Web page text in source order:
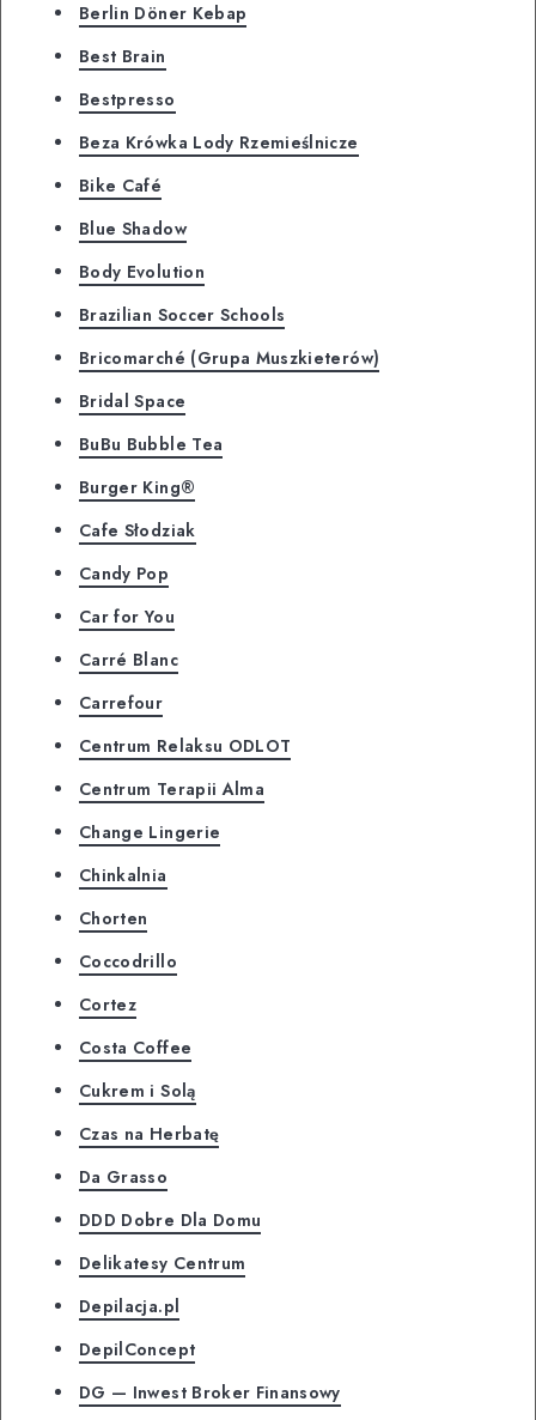
Berlin Döner Kebap
Best Brain
Bestpresso
Beza Krówka Lody Rzemieślnicze
Bike Café
Blue Shadow
Body Evolution
Brazilian Soccer Schools
Bricomarché (Grupa Muszkieterów)
Bridal Space
BuBu Bubble Tea
Burger King®
Cafe Słodziak
Candy Pop
Car for You
Carré Blanc
Carrefour
Centrum Relaksu ODLOT
Centrum Terapii Alma
Change Lingerie
Chinkalnia
Chorten
Coccodrillo
Cortez
Costa Coffee
Cukrem i Solą
Czas na Herbatę
Da Grasso
DDD Dobre Dla Domu
Delikatesy Centrum
Depilacja.pl
DepilConcept
DG — Inwest Broker Finansowy